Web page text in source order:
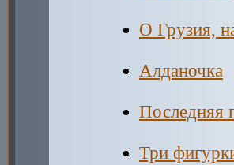
О Грузия,
Алданочка
Последняя
Три